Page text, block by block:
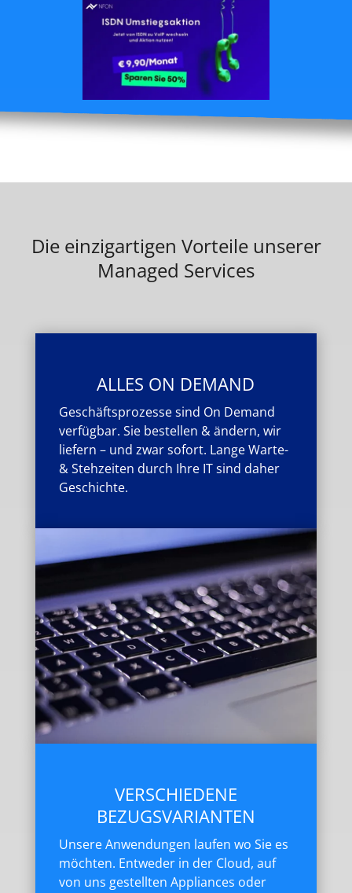
Die einzigartigen Vorteile unserer
Managed Services
ALLES ON DEMAND
Geschäftsprozesse sind On Demand
verfügbar. Sie bestellen & ändern, wir
liefern – und zwar sofort. Lange Warte-
& Stehzeiten durch Ihre IT sind daher
Geschichte.
VERSCHIEDENE
BEZUGSVARIANTEN
Unsere Anwendungen laufen wo Sie es
möchten. Entweder in der Cloud, auf
von uns gestellten Appliances oder